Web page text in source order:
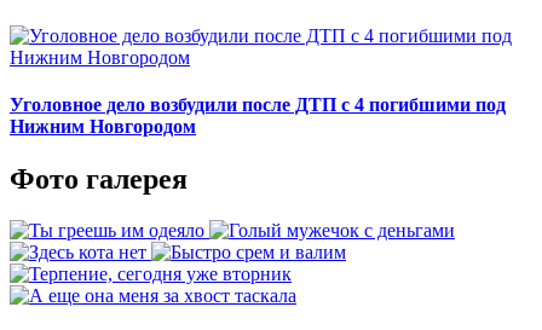
Уголовное дело возбудили после ДТП с 4 погибшими под
Нижним Новгородом
Фото галерея